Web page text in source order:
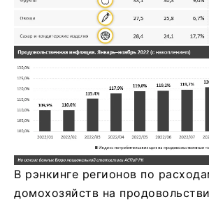
В рэнкинге регионов по
домохозяйств на